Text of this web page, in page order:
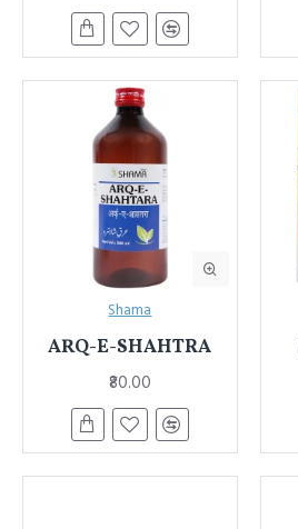
Shama
ARQ-E-SHAHTRA
₹80.00